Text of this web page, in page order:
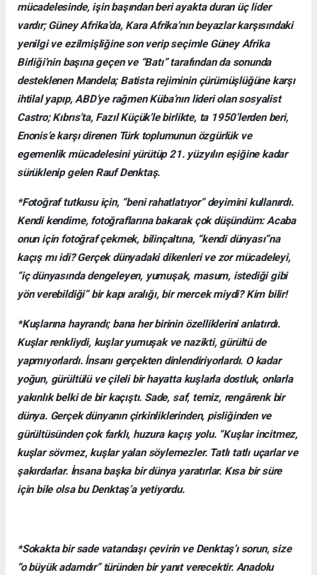
mücadelesinde, işin başından beri ayakta duran üç lider
vardır; Güney Afrika’da, Kara Afrika’nın beyazlar karşısındaki
yenilgi ve ezilmişliğine son verip seçimle Güney Afrika
Birliği’nin başına geçen ve “Batı” tarafından da sonunda
desteklenen Mandela; Batista rejiminin çürümüşlüğüne karşı
ihtilal yapıp, ABD’ye rağmen Küba’nın lideri olan sosyalist
Castro; Kıbrıs’ta, Fazıl Küçük’le birlikte, ta 1950’lerden beri,
Enonis’e karşı direnen Türk toplumunun özgürlük ve
egemenlik mücadelesini yürütüp 21. yüzyılın eşiğine kadar
sürüklenip gelen Rauf Denktaş.
*Fotoğraf tutkusu için, “beni rahatlatıyor” deyimini kullanırdı.
Kendi kendime, fotoğraflarına bakarak çok düşündüm: Acaba
onun için fotoğraf çekmek, bilinçaltına, “kendi dünyası”na
kaçış mı idi? Gerçek dünyadaki dikenleri ve zor mücadeleyi,
“iç dünyasında dengeleyen, yumuşak, masum, istediği gibi
yön verebildiği” bir kapı aralığı, bir mercek miydi? Kim bilir!
*Kuşlarına hayrandı; bana her birinin özelliklerini anlatırdı.
Kuşlar renkliydi, kuşlar yumuşak ve nazikti, gürültü de
yapmıyorlardı. İnsanı gerçekten dinlendiriyorlardı. O kadar
yoğun, gürültülü ve çileli bir hayatta kuşlarla dostluk, onlarla
yakınlık belki de bir kaçıştı. Sade, saf, temiz, rengârenk bir
dünya. Gerçek dünyanın çirkinliklerinden, pisliğinden ve
gürültüsünden çok farklı, huzura kaçış yolu. “Kuşlar incitmez,
kuşlar sövmez, kuşlar yalan söylemezler. Tatlı tatlı uçarlar ve
şakırdarlar. İnsana başka bir dünya yaratırlar. Kısa bir süre
için bile olsa bu Denktaş’a yetiyordu.
*Sokakta bir sade vatandaşı çevirin ve Denktaş’ı sorun, size
“o büyük adamdır” türünden bir yanıt verecektir. Anadolu